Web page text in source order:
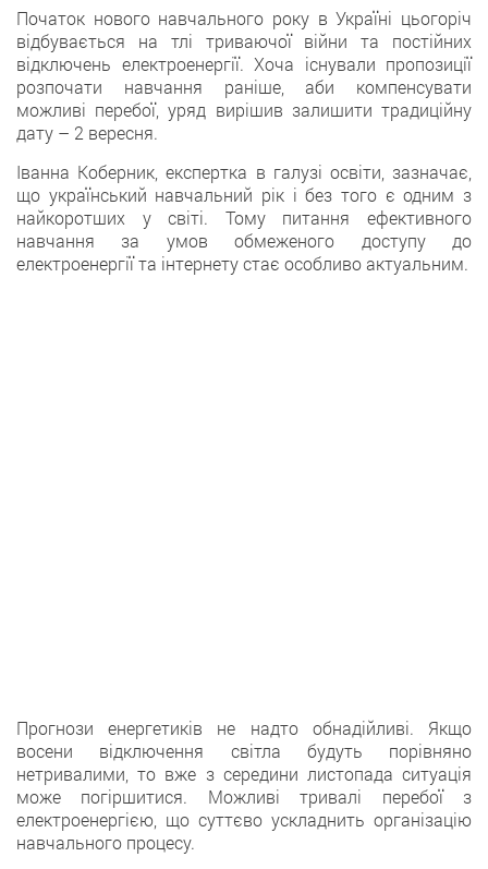
Початок нового навчального року в Україні цьогоріч
відбувається на тлі триваючої війни та постійних
відключень електроенергії. Хоча існували пропозиції
розпочати навчання раніше, аби компенсувати
можливі перебої, уряд вирішив залишити традиційну
дату – 2 вересня.
Іванна Коберник, експертка в галузі освіти, зазначає,
що український навчальний рік і без того є одним з
найкоротших у світі. Тому питання ефективного
навчання за умов обмеженого доступу до
електроенергії та інтернету стає особливо актуальним.
Прогнози енергетиків не надто обнадійливі. Якщо
восени відключення світла будуть порівняно
нетривалими, то вже з середини листопада ситуація
може погіршитися. Можливі тривалі перебої з
електроенергією, що суттєво ускладнить організацію
навчального процесу.